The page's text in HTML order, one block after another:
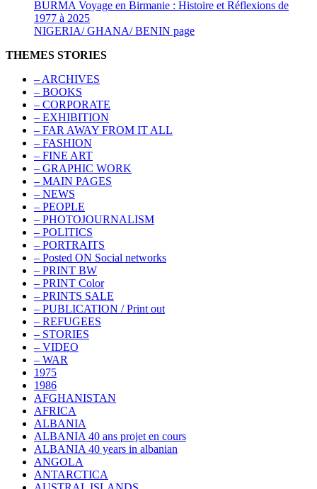
BURMA Voyage en Birmanie : Histoire et Réflexions de
1977 à 2025
NIGERIA/ GHANA/ BENIN page
THEMES STORIES
– ARCHIVES
– BOOKS
– CORPORATE
– EXHIBITION
– FAR AWAY FROM IT ALL
– FASHION
– FINE ART
– GRAPHIC WORK
– MAIN PAGES
– NEWS
– PEOPLE
– PHOTOJOURNALISM
– POLITICS
– PORTRAITS
– Posted ON Social networks
– PRINT BW
– PRINT Color
– PRINTS SALE
– PUBLICATION / Print out
– REFUGEES
– STORIES
– VIDEO
– WAR
1975
1986
AFGHANISTAN
AFRICA
ALBANIA
ALBANIA 40 ans projet en cours
ALBANIA 40 years in albanian
ANGOLA
ANTARCTICA